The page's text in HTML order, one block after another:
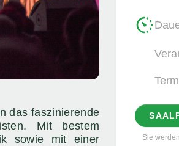
das faszinierende
Mit bestem
sowie mit einer
Sie